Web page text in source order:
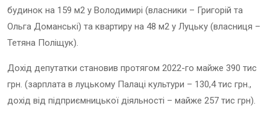
будинок на 159 м2 у Володимирі (власники – Григорій та
Ольга Доманські) та квартиру на 48 м2 у Луцьку (власниця –
Тетяна Поліщук).
Дохід депутатки становив протягом 2022-го майже 390 тис
грн. (зарплата в луцькому Палаці культури – 130,4 тис грн.,
дохід від підприємницької діяльності – майже 257 тис грн).